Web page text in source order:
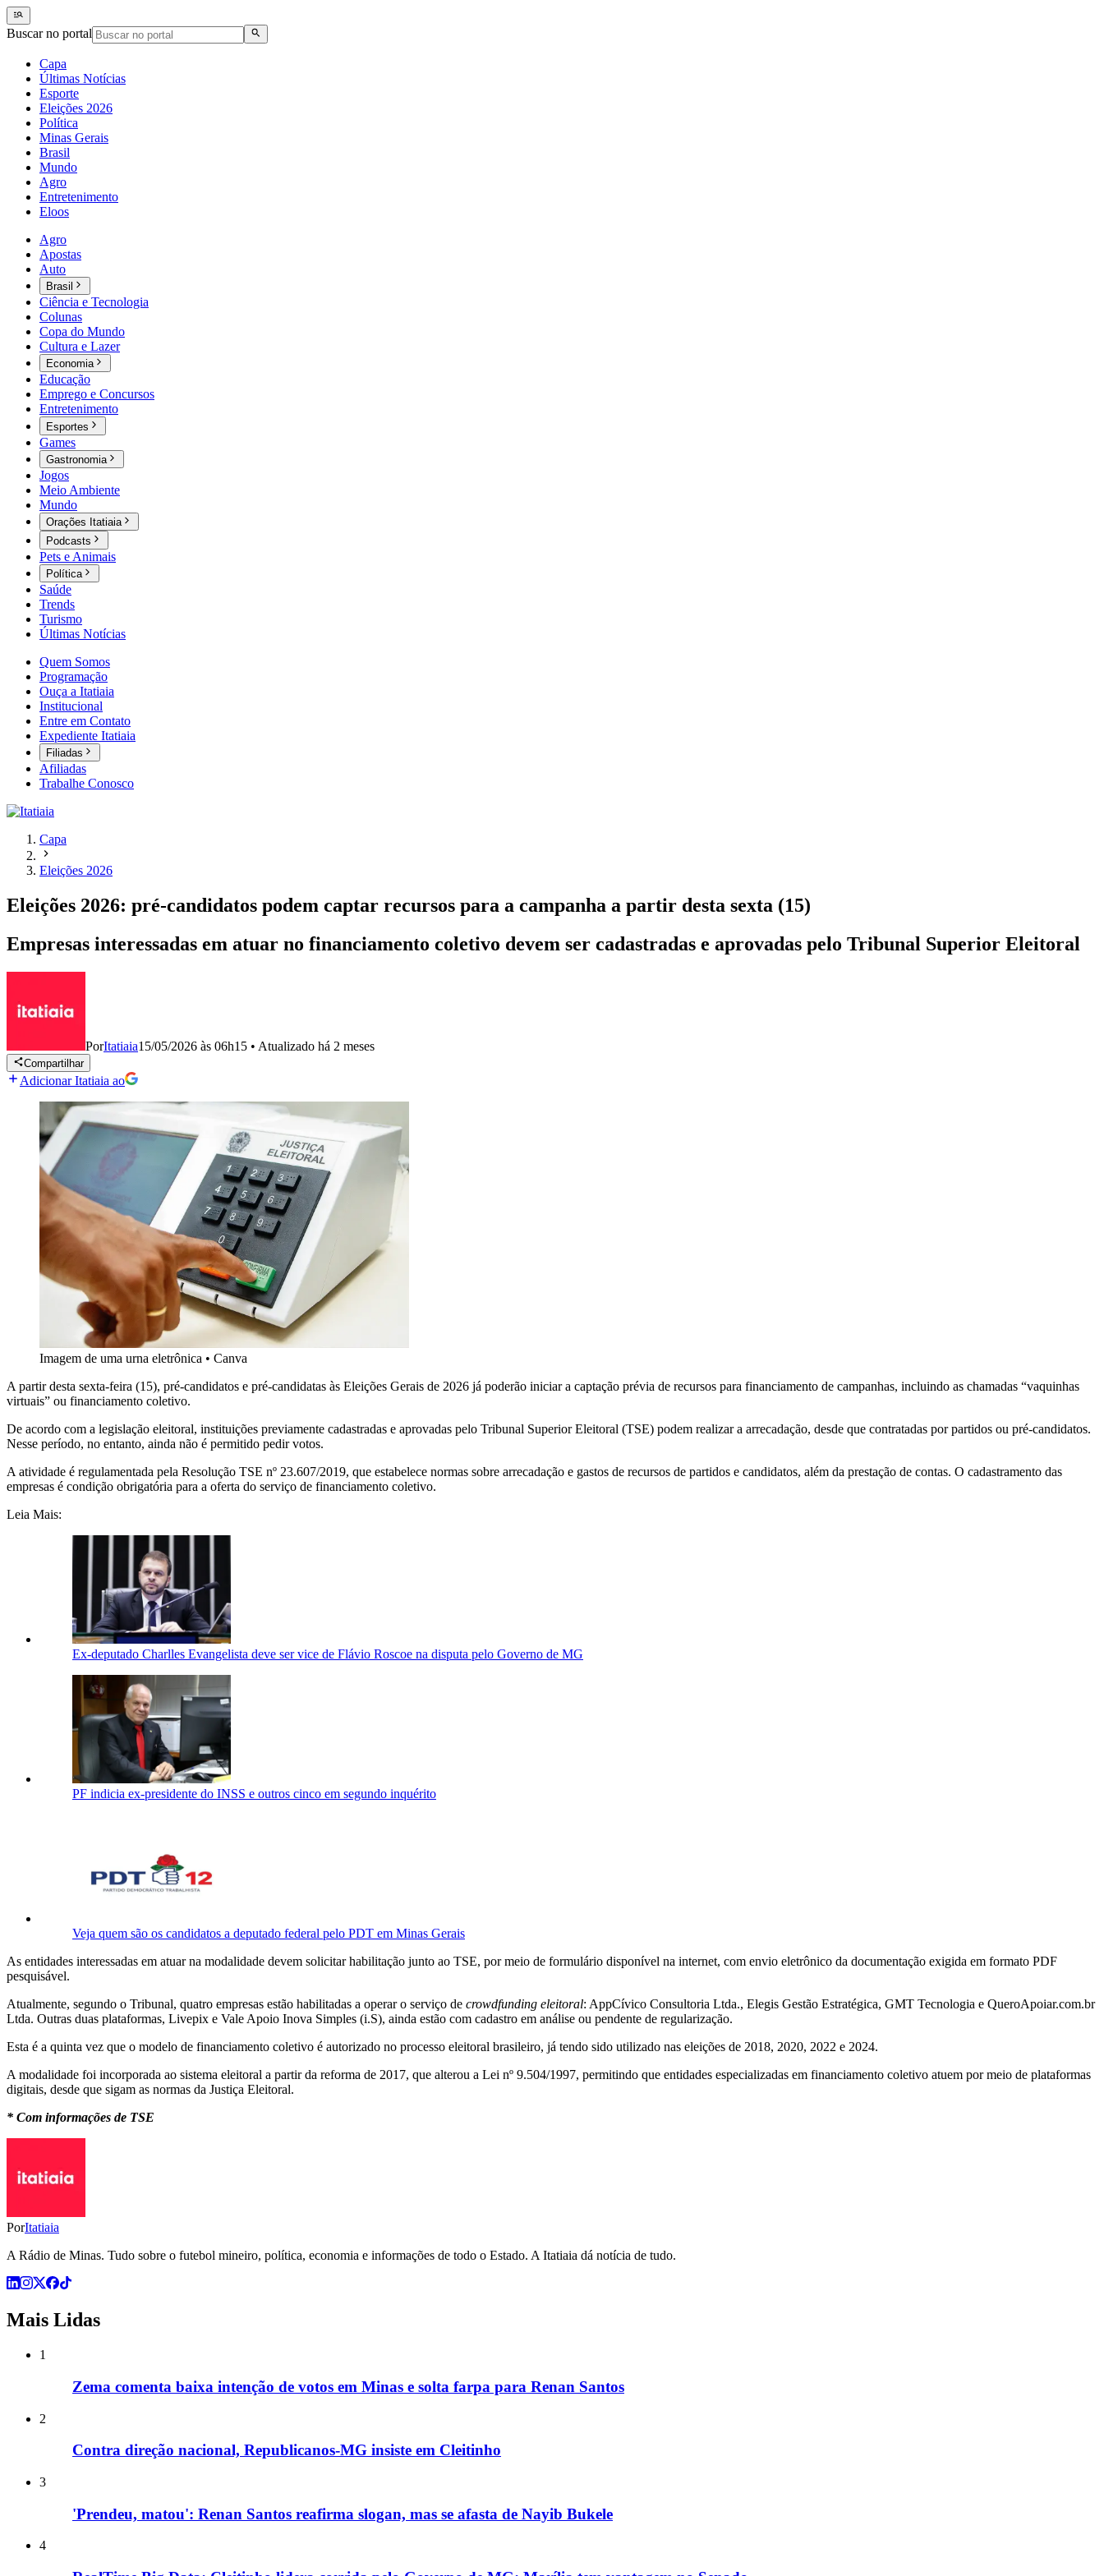
Buscar no portal
Capa
Últimas Notícias
Esporte
Eleições 2026
Política
Minas Gerais
Brasil
Mundo
Agro
Entretenimento
Eloos
Agro
Apostas
Auto
Brasil
Ciência e Tecnologia
Colunas
Copa do Mundo
Cultura e Lazer
Economia
Educação
Emprego e Concursos
Entretenimento
Esportes
Games
Gastronomia
Jogos
Meio Ambiente
Mundo
Orações Itatiaia
Podcasts
Pets e Animais
Política
Saúde
Trends
Turismo
Últimas Notícias
Quem Somos
Programação
Ouça a Itatiaia
Institucional
Entre em Contato
Expediente Itatiaia
Filiadas
Afiliadas
Trabalhe Conosco
Capa
Eleições 2026
Eleições 2026: pré-candidatos podem captar recursos para a campanha a partir desta sexta (15)
Empresas interessadas em atuar no financiamento coletivo devem ser cadastradas e aprovadas pelo Tribunal Superior Eleitoral
PorItatiaia15/05/2026 às 06h15 • Atualizado há 2 meses
Compartilhar
Adicionar Itatiaia ao
Imagem de uma urna eletrônica • Canva
A partir desta sexta-feira (15), pré-candidatos e pré-candidatas às Eleições Gerais de 2026 já poderão iniciar a captação prévia de recursos para financiamento de campanhas, incluindo as chamadas “vaquinhas
virtuais” ou financiamento coletivo.
De acordo com a legislação eleitoral, instituições previamente cadastradas e aprovadas pelo Tribunal Superior Eleitoral (TSE) podem realizar a arrecadação, desde que contratadas por partidos ou pré-candidatos.
Nesse período, no entanto, ainda não é permitido pedir votos.
A atividade é regulamentada pela Resolução TSE nº 23.607/2019, que estabelece normas sobre arrecadação e gastos de recursos de partidos e candidatos, além da prestação de contas. O cadastramento das
empresas é condição obrigatória para a oferta do serviço de financiamento coletivo.
Leia Mais:
Ex-deputado Charlles Evangelista deve ser vice de Flávio Roscoe na disputa pelo Governo de MG
PF indicia ex-presidente do INSS e outros cinco em segundo inquérito
Veja quem são os candidatos a deputado federal pelo PDT em Minas Gerais
As entidades interessadas em atuar na modalidade devem solicitar habilitação junto ao TSE, por meio de formulário disponível na internet, com envio eletrônico da documentação exigida em formato PDF
pesquisável.
Atualmente, segundo o Tribunal, quatro empresas estão habilitadas a operar o serviço de crowdfunding eleitoral: AppCívico Consultoria Ltda., Elegis Gestão Estratégica, GMT Tecnologia e QueroApoiar.com.br
Ltda. Outras duas plataformas, Livepix e Vale Apoio Inova Simples (i.S), ainda estão com cadastro em análise ou pendente de regularização.
Esta é a quinta vez que o modelo de financiamento coletivo é autorizado no processo eleitoral brasileiro, já tendo sido utilizado nas eleições de 2018, 2020, 2022 e 2024.
A modalidade foi incorporada ao sistema eleitoral a partir da reforma de 2017, que alterou a Lei nº 9.504/1997, permitindo que entidades especializadas em financiamento coletivo atuem por meio de plataformas
digitais, desde que sigam as normas da Justiça Eleitoral.
* Com informações de TSE
PorItatiaia
A Rádio de Minas. Tudo sobre o futebol mineiro, política, economia e informações de todo o Estado. A Itatiaia dá notícia de tudo.
Mais Lidas
1
Zema comenta baixa intenção de votos em Minas e solta farpa para Renan Santos
2
Contra direção nacional, Republicanos-MG insiste em Cleitinho
3
'Prendeu, matou': Renan Santos reafirma slogan, mas se afasta de Nayib Bukele
4